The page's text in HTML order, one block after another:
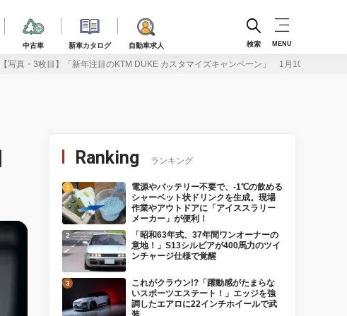
中古車 新車カタログ 自動車求人 検索 MENU
【写真・3枚目】「新年注目のKTM DUKE カスタマイズキャンペーン」 1月10日から3月
Ranking ランキング
電源やバッテリー不要で、-1℃の飲める
シャーベット状ドリンクを生成。現場
作業やアウトドアに「アイススラリー
メーカー」が便利！
「昭和63年式、37年間ワンオーナーの
意地！」S13シルビアが400馬力のツイ
ンチャージ仕様で覚醒
これがクラウン!?「躍動感がたまらな
いスポーツエステート！」エッジを強
調したエアロに22インチホイールで武